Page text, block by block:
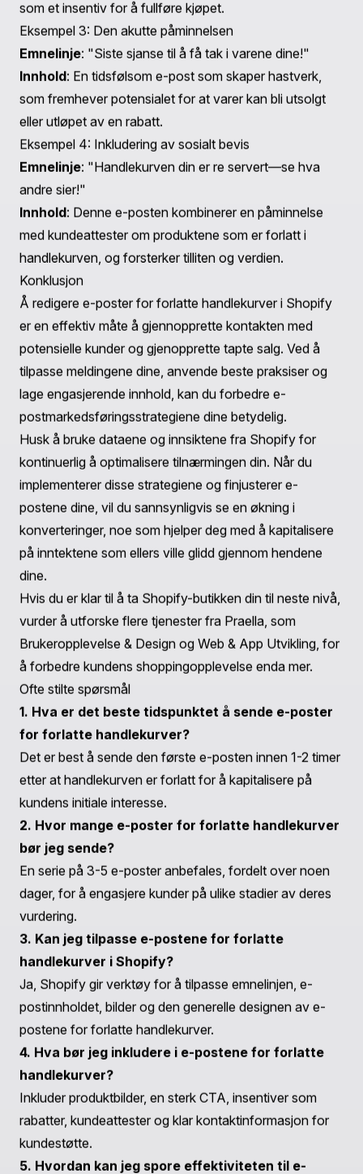
Reelle eksempler på effektive e-poster for forlatte
handlekurver
For å gi ytterligere innsikt, la oss se på noen eksempler
på vellykkede e-poster for forlatte handlekurver som
effektivt implementerer de nevnte strategiene:
Eksempel 1: Den vennlige påminnelsen
Emnelinje: "Oops, glemte du noe?"
Innhold: En tydelig og vennlig påminnelse som
inkluderer bilder av de forlatte produktene, en sterk
CTA, og en merknad om at varene er reservert for en
begrenset tid.
Eksempel 2: Insentivtilbudet
Emnelinje: "Handlekurven din venter—nyt 10 %
rabatt!"
Innhold: Denne e-posten minner ikke bare kunden om
de forlatte varene, men inkluderer også en rabattkode
som et insentiv for å fullføre kjøpet.
Eksempel 3: Den akutte påminnelsen
Emnelinje: "Siste sjanse til å få tak i varene dine!"
Innhold: En tidsfølsom e-post som skaper hastverk,
som fremhever potensialet for at varer kan bli utsolgt
eller utløpet av en rabatt.
Eksempel 4: Inkludering av sosialt bevis
Emnelinje: "Handlekurven din er re servert—se hva
andre sier!"
Innhold
med kundeattester om produktene som er forlatt i
handlekurven, og forsterker tilliten og verdien.
Konklusjon
Å redigere e-poster for forlatte handlekurver i Shopify
er en effektiv måte å gjennopprette kontakten med
potensielle kunder og gjenopprette tapte salg. Ved å
tilpasse meldingene dine, anvende beste praksiser og
lage engasjerende innhold, kan du forbedre e-
postmarkedsføringsstrategiene dine betydelig.
Husk å bruke dataene og innsiktene fra Shopify for
kontinuerlig å optimalisere tilnærmingen din. Når du
implementerer disse strategiene og finjusterer e-
postene dine, vil du sannsynligvis se en økning i
konverteringer, noe som hjelper deg med å kapitalisere
på inntektene som ellers ville glidd gjennom hendene
dine.
Hvis du er klar til å ta Shopify-butikken din til neste nivå,
vurder å utforske flere tjenester fra Praella, som
Brukeropplevelse & DesignogWeb & App Utvikling, for
å forbedre kundens shoppingopplevelse enda mer.
Ofte stilte spørsmål
1. Hva er det beste tidspunktet å sende e-poster
for forlatte handlekurver?
Det er best å sende den første e-posten innen 1-2 timer
etter at handlekurven er forlatt for å kapitalisere på